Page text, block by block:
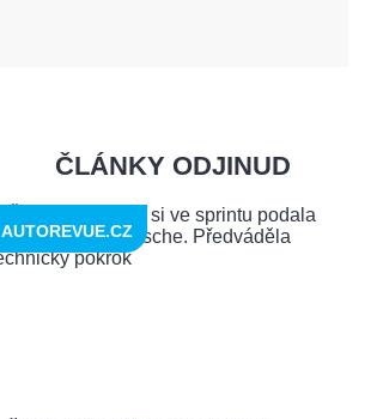
ČLÁNKY ODJINUD
AUTOREVUE.CZ